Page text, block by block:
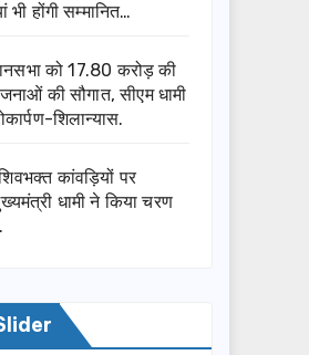
भी होंगी सम्मानित…
को 17.80 करोड़ की
की सौगात, सीएम धामी
शिलान्यास.
शिवभक्त कांवड़ियों पर
धामी ने किया चरण